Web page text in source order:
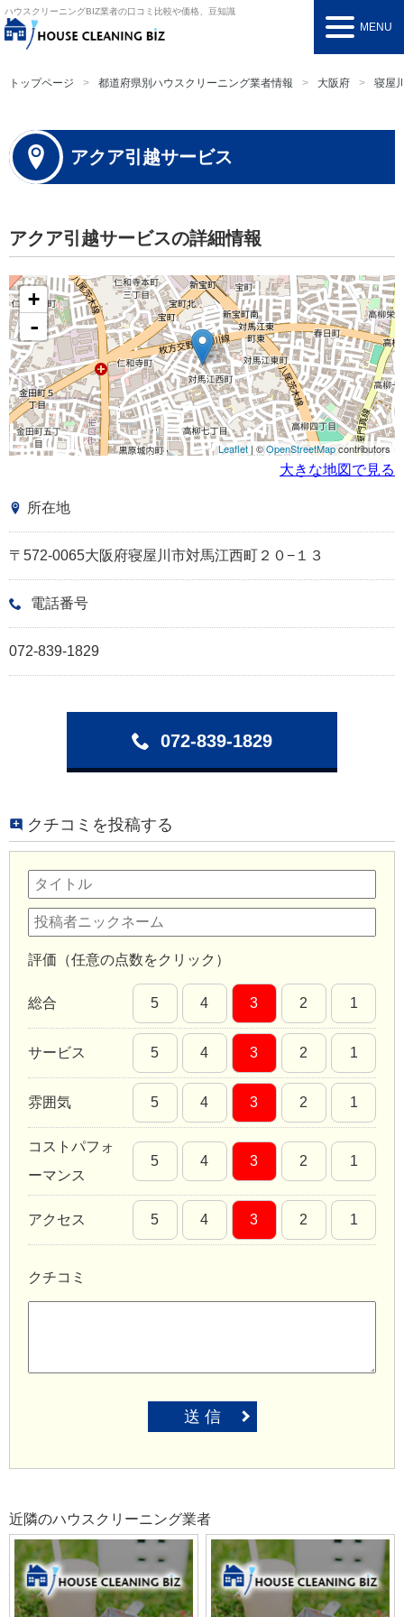
ハウスクリーニングBIZ業者の口コミ比較や価格、豆知識
MENU
トップページ 都道府県別ハウスクリーニング業者情報 大阪府 寝屋
アクア引越サービス
アクア引越サービスの詳細情報
+
-
Leaflet | ©OpenStreetMapcontributors
大きな地図で見る
所在地
〒572-0065大阪府寝屋川市対馬江西町２０−１３
電話番号
072-839-1829
072-839-1829
クチコミを投稿する
評価（任意の点数をクリック）
総合 5 4 3 2 1
サービス 5 4 3 2 1
雰囲気 5 4 3 2 1
コストパフォ
ーマンス
5 4 3 2 1
アクセス 5 4 3 2 1
クチコミ
送 信
近隣のハウスクリーニング業者